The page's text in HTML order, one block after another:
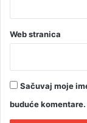
Web stranica
Sačuvaj moje
buduće komentare.